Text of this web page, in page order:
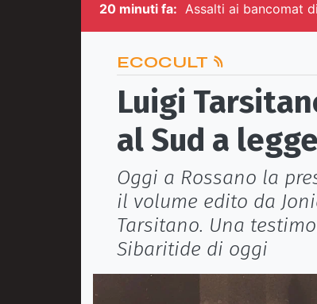
20 minuti fa: Assalti ai bancomat
ECOCULT
Luigi
al Sud a
Oggi a Rossano la
il volume edito da
Tarsitano. Una
Sibaritide di oggi